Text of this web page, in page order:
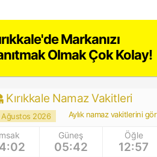
Markanızı
Olmak Çok Kolay!
Kırıkkale Namaz Vakitleri
Ağustos 2026 Aylık namaz vakitlerini gör
Güneş
05:42
Öğle
12:57